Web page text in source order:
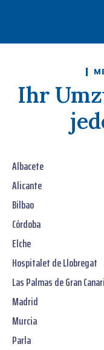
Ihr
Albacete
Alicante
Bilbao
Córdoba
Elche
Hospitalet de Llobregat
Las Palmas de Gran
Madrid
Murcia
Parla